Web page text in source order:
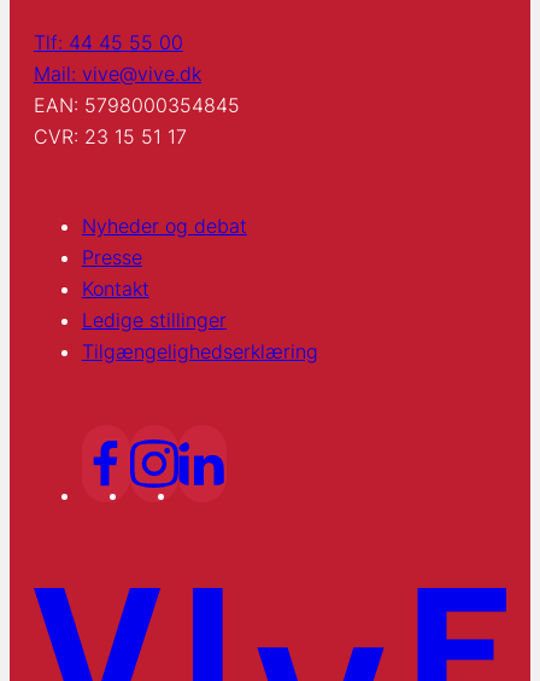
Tlf: 44 45 55 00
Mail: vive@vive.dk
EAN: 5798000354845
CVR: 23 15 51 17
Nyheder og debat
Presse
Kontakt
Ledige stillinger
Tilgængelighedserklæring